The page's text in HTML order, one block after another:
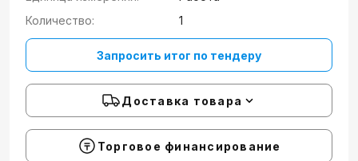
Количество:
1
Запросить итог по тендеру
Доставка товара
Торговое финансирование